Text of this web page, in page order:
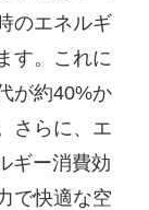
のエネルギ
す。これに
が約40%か
さらに、エ
ギー消費効
で快適な空